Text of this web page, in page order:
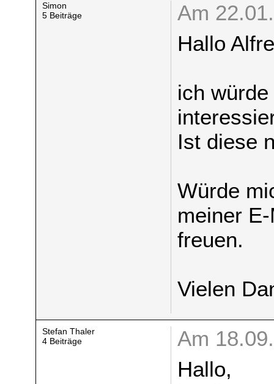
Simon
5 Beiträge
Am
Hallo
ich
Ist diese
Würde
meiner
freuen.
Vielen
Stefan Thaler
4 Beiträge
Am
Hallo,